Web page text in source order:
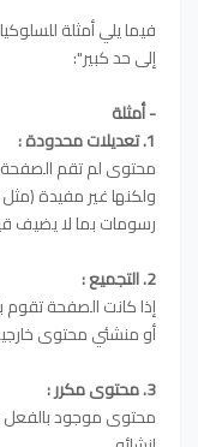
فيما يلي أمثلة
إلى حد كبير":
- أمثلة
1. تعديلات محدودة :
محتوى لم تقم الصفحة
ولكنها غير مفيدة
رسومات بما لا يضيف
2. التجميع :
إذا كانت الصفحة
أو منشئي محتوى
3. محتوى مكرر :
محتوى موجود